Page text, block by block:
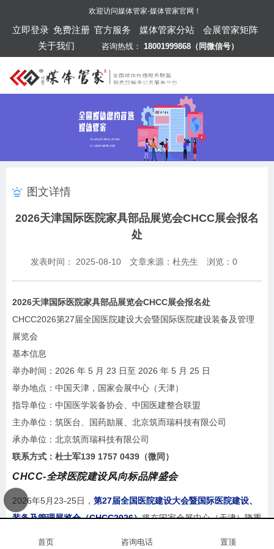
欢迎访问媒体管家-媒体管家官网 ！
立即登录 免费注册 官方服务 媒体管家分站
会展管家矩阵
关于我们
咨询热线： 18001999868（同微信号）
图文详情
2026天津国际医院家具部品展览会CHCC展会报名
处
发表时间： 2025-08-10 文章来源：杜先生 浏览： 0
2026天津国际医院家具部品展览会CHCC展会报名处
CHCC2026第27届全国医院建设大会暨国际医院建设装备及管理
展览会
基本信息
举办时间：2026 年 5 月 23 日至 2026 年 5 月 25 日
举办地点：中国天津，国家会展中心（天津）
指导单位：中国医学装备协会、中国医建整合联盟
主办单位：筑医台、国药励展、北京筑而瑞科技有限公司
承办单位：北京筑而瑞科技有限公司
联系方式：杜士军139 1757 0439（微同）
CHCC-全球医院建设风向标品牌盛会
2026年5月23-25日， 第27届全国医院建设大会暨国际医院建设、
装备及管理展览会（CHCC2026）将在国家会展中心（天津）隆重
首页 咨询电话 置顶